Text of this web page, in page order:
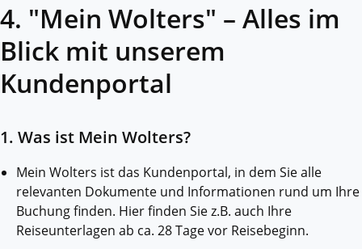
4. "Mein Wolters" – Alles im
Blick mit unserem
Kundenportal
1. Was ist Mein Wolters?
Mein Wolters ist das Kundenportal, in dem Sie alle
relevanten Dokumente und Informationen rund um Ihre
Buchung finden. Hier finden Sie z.B. auch Ihre
Reiseunterlagen ab ca. 28 Tage vor Reisebeginn.